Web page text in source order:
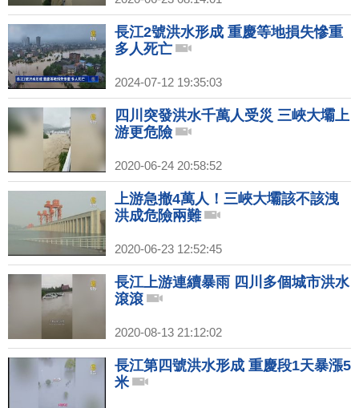
長江2號洪水形成 重慶等地損失慘重
多人死亡
2024-07-12 19:35:03
四川突發洪水千萬人受災 三峽大壩上
游更危險
2020-06-24 20:58:52
上游急撤4萬人！三峽大壩該不該洩
洪成危險兩難
2020-06-23 12:52:45
長江上游連續暴雨 四川多個城市洪水
滾滾
2020-08-13 21:12:02
長江第四號洪水形成 重慶段1天暴漲5
米